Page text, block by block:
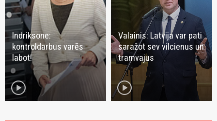
Indriksone:
kontroldarbus varēs
labot!
play_circle
Valainis: Latvija var pati
saražot sev vilcienus un
tramvajus
play_circle